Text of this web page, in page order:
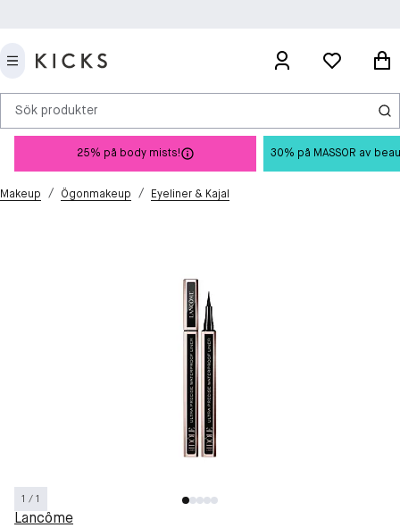
Sök produkter
25% på body mists! 30% på MASSOR av
Makeup / Ögonmakeup / Eyeliner & Kajal
1 / 1
Lancôme